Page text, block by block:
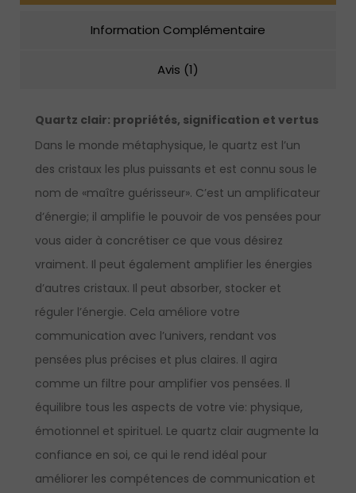
Information Complémentaire
Avis (1)
Quartz clair: propriétés, signification et vertus
Dans le monde métaphysique, le quartz est l’un
des cristaux les plus puissants et est connu sous le
nom de «maître guérisseur». C’est un amplificateur
d’énergie; il amplifie le pouvoir de vos pensées pour
vous aider à concrétiser ce que vous désirez
vraiment. Il peut également amplifier les énergies
d’autres cristaux. Il peut absorber, stocker et
réguler l’énergie. Cela améliore votre
communication avec l’univers, rendant vos
pensées plus précises et plus claires. Il agira
comme un filtre pour amplifier vos pensées. Il
équilibre tous les aspects de votre vie: physique,
émotionnel et spirituel. Le quartz clair augmente la
confiance en soi, ce qui le rend idéal pour
améliorer les compétences de communication et